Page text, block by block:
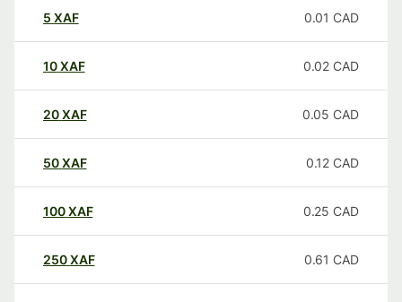
5 XAF 0.01 CAD
10XAF 0.02 CAD
20XAF 0.05 CAD
50XAF 0.12 CAD
100XAF 0.25 CAD
250XAF 0.61 CAD